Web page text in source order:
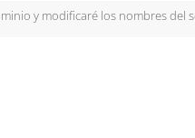
y modificaré los nombres del